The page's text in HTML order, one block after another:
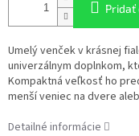
Pridať
Umelý venček v krásnej
univerzálnym doplnkom,
Kompaktná veľkosť ho
menší veniec na dvere
Detailné informácie